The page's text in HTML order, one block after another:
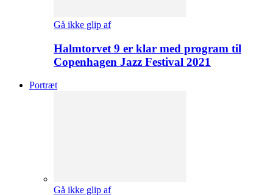
Gå ikke glip af
Halmtorvet 9 er klar med program til
Copenhagen Jazz Festival 2021
Portræt
Gå ikke glip af